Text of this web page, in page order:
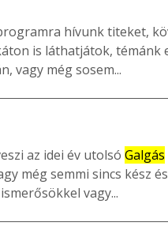
hívunk titeket,
is láthatjátok, témánk
vagy még sosem...
az idei év utolsó Galgás
még semmi sincs kész
vagy...